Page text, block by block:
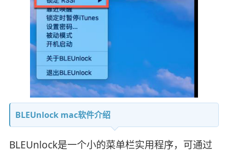
BLEUnlock mac软件介绍
BLEUnlock是一个小的菜单栏实用程序，可通过